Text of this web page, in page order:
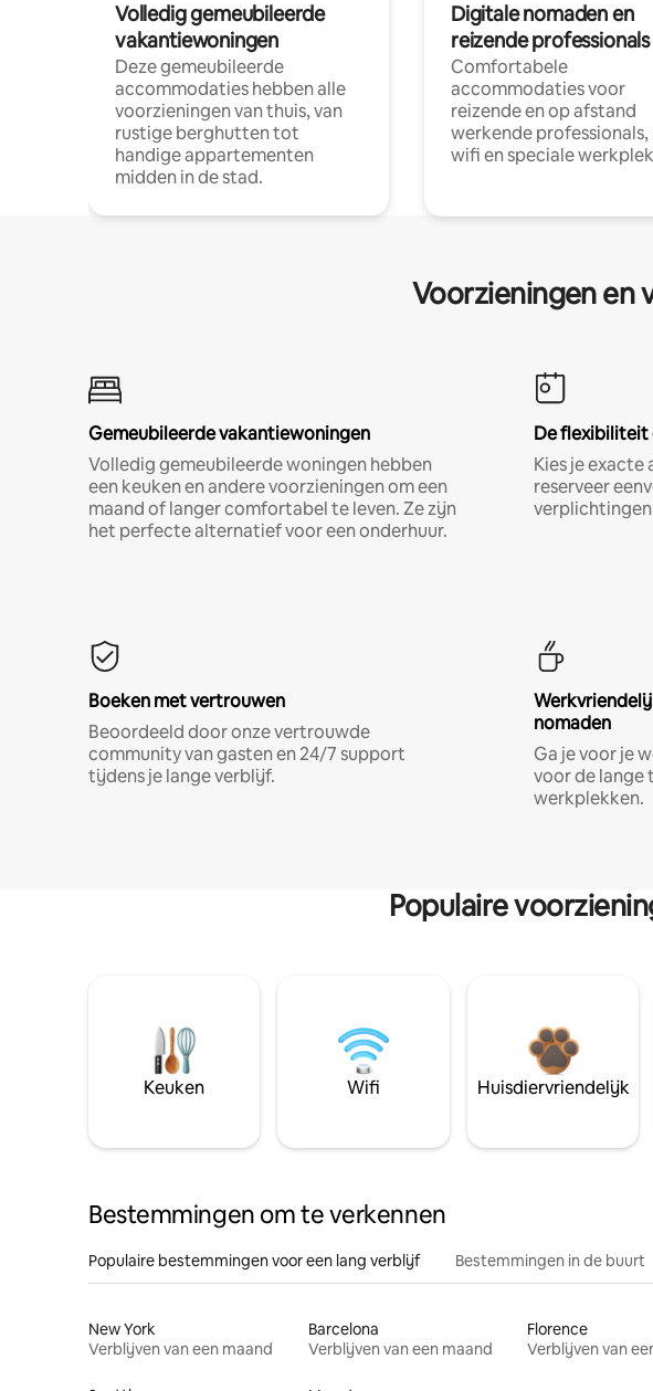
Volledig gemeubileerde
vakantiewoningen
Deze gemeubileerde
accommodaties hebben alle
voorzieningen van thuis, van
rustige berghutten tot
handige appartementen
midden in de stad.
Digitale nomaden en
reizende professionals
Comfortabele
accommodaties voor
reizende en op afstand
werkende professionals,
wifi en speciale
Voorzieningen en
Gemeubileerde vakantiewoningen
Volledig gemeubileerde woningen hebben
een keuken en andere voorzieningen om een
maand of langer comfortabel te leven. Ze zijn
het perfecte alternatief voor een onderhuur.
De flexibiliteit
Kies je
reserveer
Boeken met vertrouwen
Beoordeeld door onze vertrouwde
community van gasten en 24/7 support
tijdens je lange verblijf.
nomaden
Ga je voor je
voor de lange
werkplekken.
Populaire
Keuken Wifi Huisdiervriendelijk
Bestemmingen om te verkennen
Populaire bestemmingen voor een lang verblijf Bestemmingen in de buurt
New York
Verblijven van een maand
Barcelona
Verblijven van een maand
Florence
Verblijven van